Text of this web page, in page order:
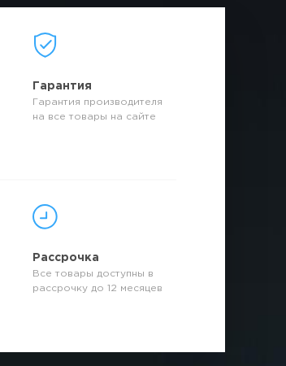
Гарантия
Гарантия производителя
на все товары на сайте
Рассрочка
Все товары доступны в
рассрочку до 12 месяцев